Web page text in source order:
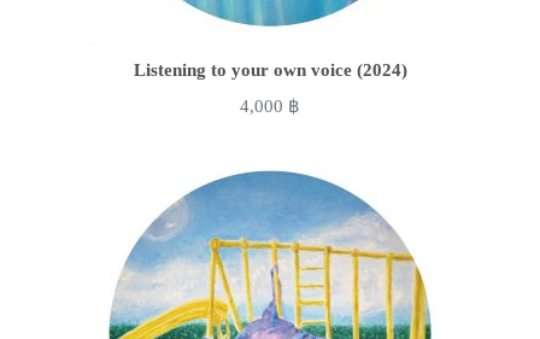
Listening to your own voice (2024)
4,000 ฿